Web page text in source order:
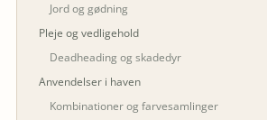
Jord og gødning
Pleje og vedligehold
Deadheading og skadedyr
Anvendelser i haven
Kombinationer og farvesamlinger